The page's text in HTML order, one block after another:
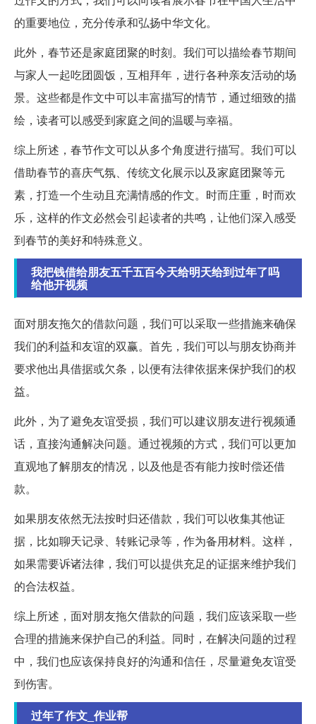
的重要地位，充分传承和弘扬中华文化。
此外，春节还是家庭团聚的时刻。我们可以描绘春节期间
与家人一起吃团圆饭，互相拜年，进行各种亲友活动的场
景。这些都是作文中可以丰富描写的情节，通过细致的描
绘，读者可以感受到家庭之间的温暖与幸福。
综上所述，春节作文可以从多个角度进行描写。我们可以
借助春节的喜庆气氛、传统文化展示以及家庭团聚等元
素，打造一个生动且充满情感的作文。时而庄重，时而欢
乐，这样的作文必然会引起读者的共鸣，让他们深入感受
到春节的美好和特殊意义。
我把钱借给朋友五千五百今天给明天给到过年了吗
给他开视频
面对朋友拖欠的借款问题，我们可以采取一些措施来确保
我们的利益和友谊的双赢。首先，我们可以与朋友协商并
要求他出具借据或欠条，以便有法律依据来保护我们的权
益。
此外，为了避免友谊受损，我们可以建议朋友进行视频通
话，直接沟通解决问题。通过视频的方式，我们可以更加
直观地了解朋友的情况，以及他是否有能力按时偿还借
款。
如果朋友依然无法按时归还借款，我们可以收集其他证
据，比如聊天记录、转账记录等，作为备用材料。这样，
如果需要诉诸法律，我们可以提供充足的证据来维护我们
的合法权益。
综上所述，面对朋友拖欠借款的问题，我们应该采取一些
合理的措施来保护自己的利益。同时，在解决问题的过程
中，我们也应该保持良好的沟通和信任，尽量避免友谊受
到伤害。
过年了作文_作业帮